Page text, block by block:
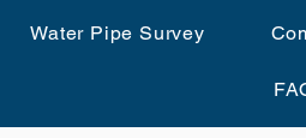
Water Pipe Survey